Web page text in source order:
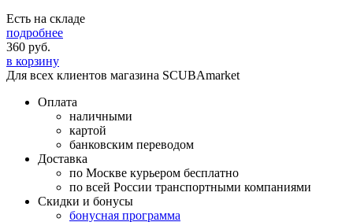
Есть на складе
подробнее
360 руб.
в корзину
Для всех клиентов магазина SCUBAmarket
Оплата
наличными
картой
банковским переводом
Доставка
по Москве курьером бесплатно
по всей России транспортными компаниями
Скидки и бонусы
бонусная программа